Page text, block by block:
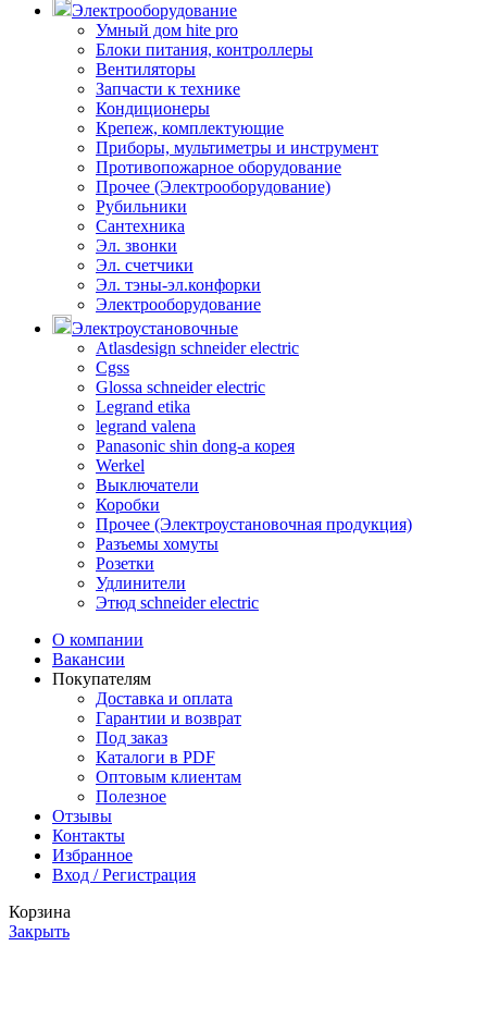
Электрооборудование
Умный дом hite pro
Блоки питания, контроллеры
Вентиляторы
Запчасти к технике
Кондиционеры
Крепеж, комплектующие
Приборы, мультиметры и инструмент
Противопожарное оборудование
Прочее (Электрооборудование)
Рубильники
Сантехника
Эл. звонки
Эл. счетчики
Эл. тэны-эл.конфорки
Электрооборудование
Электроустановочные
Atlasdesign schneider electric
Cgss
Glossa schneider electric
Legrand etika
legrand valena
Panasonic shin dong-a корея
Werkel
Выключатели
Коробки
Прочее (Электроустановочная продукция)
Разъемы хомуты
Розетки
Удлинители
Этюд schneider electric
О компании
Вакансии
Покупателям
Доставка и оплата
Гарантии и возврат
Под заказ
Каталоги в PDF
Оптовым клиентам
Полезное
Отзывы
Контакты
Избранное
Вход / Регистрация
Корзина
Закрыть